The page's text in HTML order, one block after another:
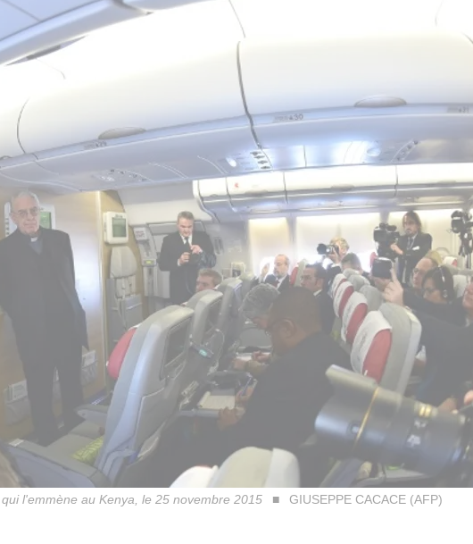
l'emmène au Kenya, le 25 novembre 2015 GIUSEPPE CACACE (AFP)